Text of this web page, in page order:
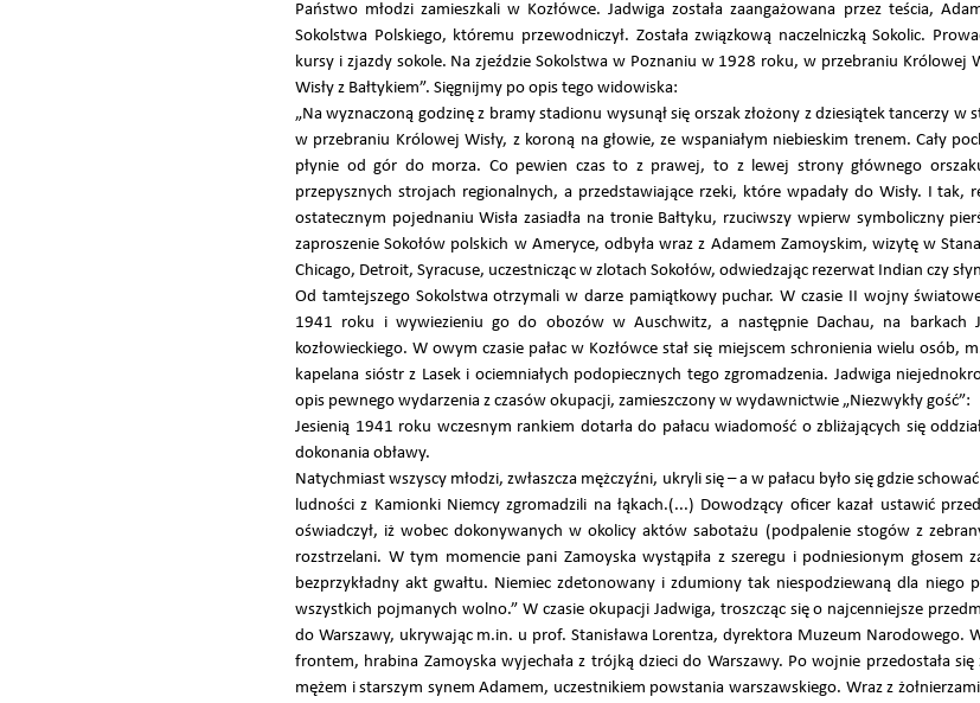
Państwo młodzi zamieszkali w Kozłówce. Jadwiga została zaangażowana przez teścia,
Sokolstwa Polskiego, któremu przewodniczył. Została związkową naczelniczką Sokolic.
kursy i zjazdy sokole. Na zjeździe Sokolstwa w Poznaniu w 1928 roku, w przebraniu Królowej
Wisły z Bałtykiem”. Sięgnijmy po opis tego widowiska:
„Na wyznaczoną godzinę z bramy stadionu wysunął się orszak złożony z dziesiątek tancerzy w
w przebraniu Królowej Wisły, z koroną na głowie, ze wspaniałym niebieskim trenem. Cały
płynie od gór do morza. Co pewien czas to z prawej, to z lewej strony głównego
przepysznych strojach regionalnych, a przedstawiające rzeki, które wpadały do Wisły. I
ostatecznym pojednaniu Wisła zasiadła na tronie Bałtyku, rzuciwszy wpierw symboliczny
zaproszenie Sokołów polskich w Ameryce, odbyła wraz z Adamem Zamoyskim, wizytę w
Chicago, Detroit, Syracuse, uczestnicząc w zlotach Sokołów, odwiedzając rezerwat Indian czy
Od tamtejszego Sokolstwa otrzymali w darze pamiątkowy puchar. W czasie II wojny
1941 roku i wywiezieniu go do obozów w Auschwitz, a następnie Dachau, na barkach
kozłowieckiego. W owym czasie pałac w Kozłówce stał się miejscem schronienia wielu osób,
kapelana sióstr z Lasek i ociemniałych podopiecznych tego zgromadzenia. Jadwiga
opis pewnego wydarzenia z czasów okupacji, zamieszczony w wydawnictwie „Niezwykły gość”:
Jesienią 1941 roku wczesnym rankiem dotarła do pałacu wiadomość o zbliżających się
dokonania obławy.
Natychmiast wszyscy młodzi, zwłaszcza mężczyźni, ukryli się – a w pałacu było się gdzie
ludności z Kamionki Niemcy zgromadzili na łąkach.(...) Dowodzący oficer kazał ustawić
oświadczył, iż wobec dokonywanych w okolicy aktów sabotażu (podpalenie stogów z
rozstrzelani. W tym momencie pani Zamoyska wystąpiła z szeregu i podniesionym głosem
bezprzykładny akt gwałtu. Niemiec zdetonowany i zdumiony tak niespodziewaną dla niego
wszystkich pojmanych wolno.” W czasie okupacji Jadwiga, troszcząc się o najcenniejsze
do Warszawy, ukrywając m.in. u prof. Stanisława Lorentza, dyrektora Muzeum Narodowego.
frontem, hrabina Zamoyska wyjechała z trójką dzieci do Warszawy. Po wojnie przedostała
mężem i starszym synem Adamem, uczestnikiem powstania warszawskiego. Wraz z